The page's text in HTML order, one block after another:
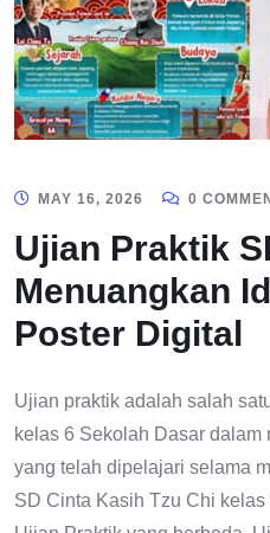
MAY 16, 2026 0
Ujian Praktik
Menuangkan
Poster Digital
Ujian praktik adalah salah
kelas 6 Sekolah Dasar
yang telah dipelajari selama
SD Cinta Kasih Tzu Chi